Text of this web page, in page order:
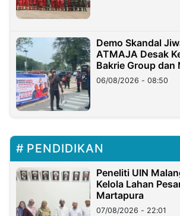
Demo Skandal
ATMAJA Desak
Bakrie Group dan
06/08/2026 - 08:50
PENDIDIKAN
Peneliti UIN
Kelola Lahan
Martapura
07/08/2026 - 22:01